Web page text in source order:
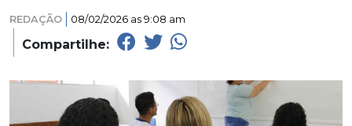
REDAÇÃO 08/02/2026 as 9:08 am
Compartilhe: